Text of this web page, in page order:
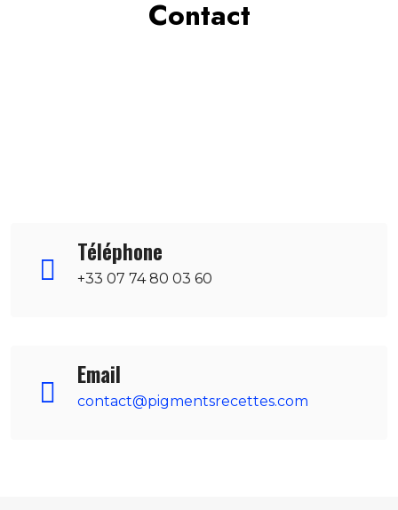
Contact
Téléphone
+33 07 74 80 03 60
Email
contact@pigmentsrecettes.com